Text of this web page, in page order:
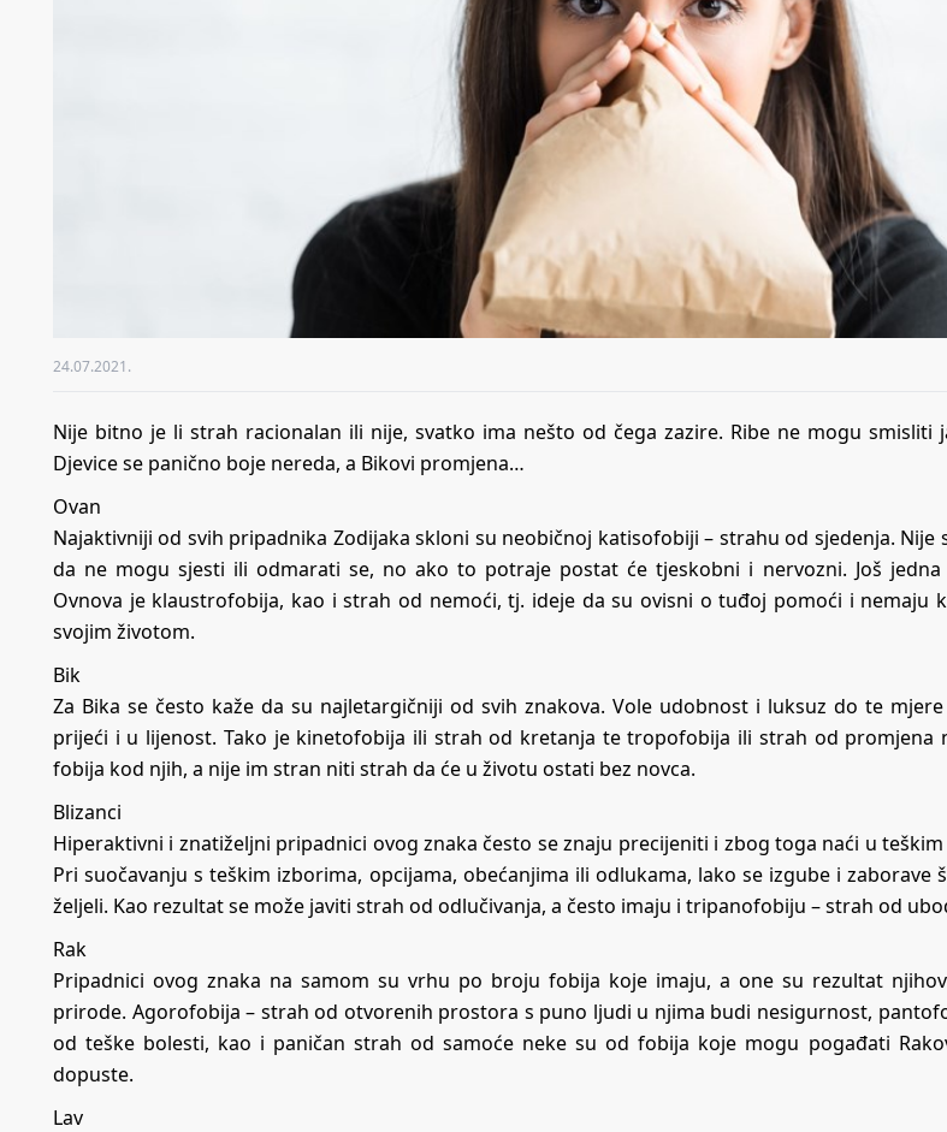
24.07.2021.
Nije bitno je li strah racionalan ili nije, svatko ima nešto od čega zazire. Ribe ne mogu smisliti
Djevice se panično boje nereda, a Bikovi promjena…
Ovan
Najaktivniji od svih pripadnika Zodijaka skloni su neobičnoj katisofobiji – strahu od sjedenja. Nije
da ne mogu sjesti ili odmarati se, no ako to potraje postat će tjeskobni i nervozni. Još jedna
Ovnova je klaustrofobija, kao i strah od nemoći, tj. ideje da su ovisni o tuđoj pomoći i nemaju
svojim životom.
Bik
Za Bika se često kaže da su najletargičniji od svih znakova. Vole udobnost i luksuz do te
prijeći i u lijenost. Tako je kinetofobija ili strah od kretanja te tropofobija ili strah od promjena
fobija kod njih, a nije im stran niti strah da će u životu ostati bez novca.
Blizanci
Hiperaktivni i znatiželjni pripadnici ovog znaka često se znaju precijeniti i zbog toga naći u
Pri suočavanju s teškim izborima, opcijama, obećanjima ili odlukama, lako se izgube i zaborave
željeli. Kao rezultat se može javiti strah od odlučivanja, a često imaju i tripanofobiju – strah od
Rak
Pripadnici ovog znaka na samom su vrhu po broju fobija koje imaju, a one su rezultat
prirode. Agorofobija – strah od otvorenih prostora s puno ljudi u njima budi nesigurnost,
od teške bolesti, kao i paničan strah od samoće neke su od fobija koje mogu pogađati
dopuste.
Lav